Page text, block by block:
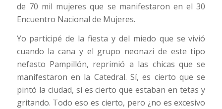
de 70 mil mujeres que se manifestaron en el 30
Encuentro Nacional de Mujeres.
Yo participé de la fiesta y del miedo que se vivió
cuando la cana y el grupo neonazi de este tipo
nefasto Pampillón, reprimió a las chicas que se
manifestaron en la Catedral. Sí, es cierto que se
pintó la ciudad, sí es cierto que estaban en tetas y
gritando. Todo eso es cierto, pero ¿no es excesivo